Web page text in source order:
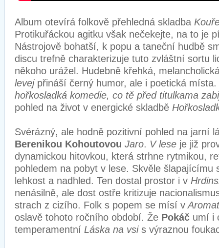
Album otevírá folkově přehledná skladba
Protikuřáckou agitku však nečekejte, na to je
Nástrojově bohatší, k popu a taneční hudbě
discu trefně charakterizuje tuto zvláštní sortu
někoho urážel. Hudebně křehká,
levejpřináší černý humor, ale i poetická místa.
hořkosladká komedie, co tě před titulkama
pohled na život v energické skladbě
Svérázný, ale hodně pozitivní pohled na jarní
Berenikou Kohoutovou Jaro. V lese je již
dynamickou hitovkou, která strhne rytmikou,
pohledem na pobyt v lese. Skvěle šlapajícímu
lehkost a nadhled. Ten dostal prostor i v
nenásilně, ale dost ostře kritizuje
strach z cizího. Folk s popem se mísí v
oslavě tohoto ročního období. Že Pokáč umí i
temperamentní Láska na vsis výraznou